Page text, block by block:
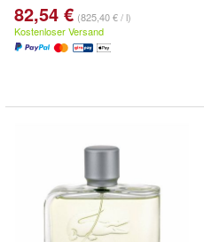
82,54 € (825,40 € / l)
Kostenloser Versand